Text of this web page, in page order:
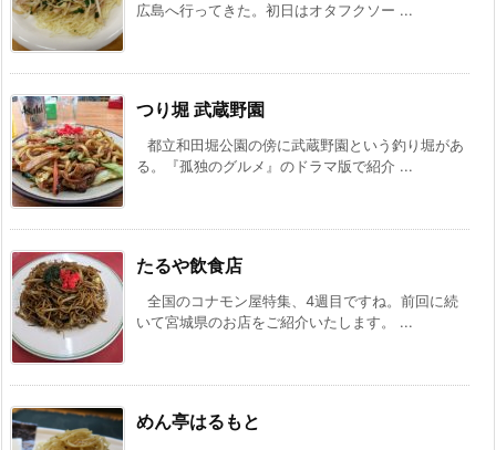
広島へ行ってきた。初日はオタフクソー ...
つり堀 武蔵野園
都立和田堀公園の傍に武蔵野園という釣り堀があ
る。『孤独のグルメ』のドラマ版で紹介 ...
たるや飲食店
全国のコナモン屋特集、4週目ですね。前回に続
いて宮城県のお店をご紹介いたします。 ...
めん亭はるもと